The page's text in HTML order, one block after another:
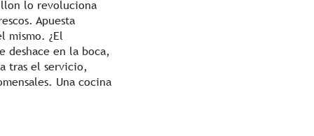
lo revoluciona
Apuesta
mismo. ¿El
deshace en la boca,
tras el servicio,
Una cocina